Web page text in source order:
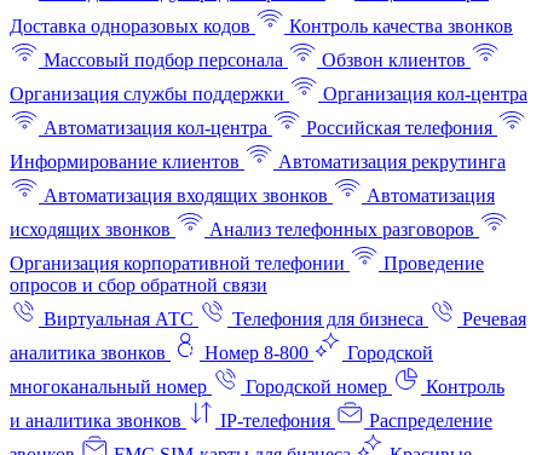
Доставка одноразовых кодов
Контроль качества звонков
Массовый подбор персонала
Обзвон клиентов
Организация службы поддержки
Организация кол-центра
Автоматизация кол-центра
Российская телефония
Информирование клиентов
Автоматизация рекрутинга
Автоматизация входящих звонков
Автоматизация
исходящих звонков
Анализ телефонных разговоров
Организация корпоративной телефонии
Проведение
опросов и сбор обратной связи
Виртуальная АТС
Телефония для бизнеса
Речевая
аналитика звонков
Номер 8-800
Городской
многоканальный номер
Городской номер
Контроль
и аналитика звонков
IP-телефония
Распределение